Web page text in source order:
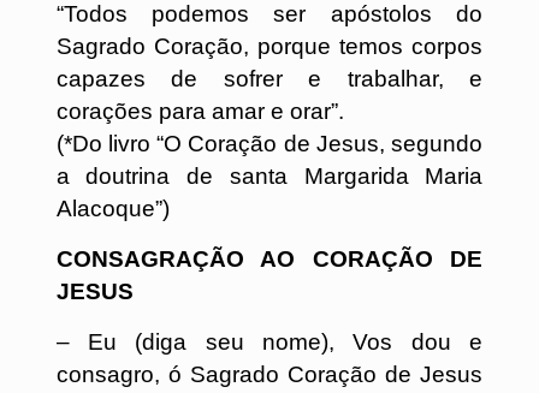
“Todos podemos ser apóstolos do
Sagrado Coração, porque temos corpos
capazes de sofrer e trabalhar, e
corações para amar e orar”.
(*Do livro “O Coração de Jesus, segundo
a doutrina de santa Margarida Maria
Alacoque”)
CONSAGRAÇÃO AO CORAÇÃO DE
JESUS
– Eu (diga seu nome), Vos dou e
consagro, ó Sagrado Coração de Jesus